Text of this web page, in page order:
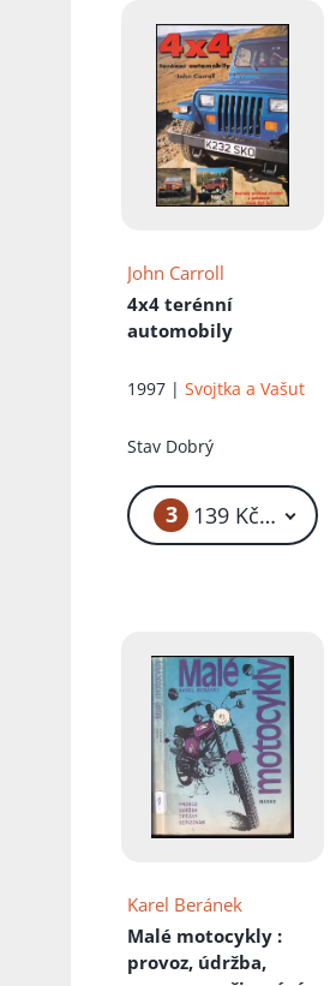
John Carroll
4x4 terénní
automobily
1997 |Svojtka a Vašut
Stav Dobrý
3 139 Kč – 159 Kč
Karel Beránek
Malé motocykly :
provoz, údržba,